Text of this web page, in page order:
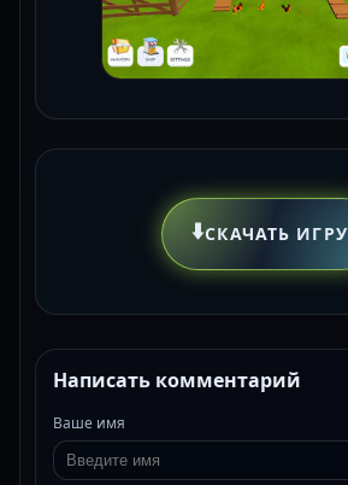
⬇️СКАЧАТЬ ИГРУ
Написать комментарий
Ваше имя